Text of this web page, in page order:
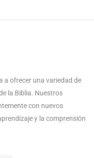
a ofrecer una variedad de
la Biblia. Nuestros
con nuevos
y la comprensión